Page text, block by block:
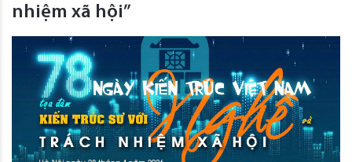
nhiệm xã hội”